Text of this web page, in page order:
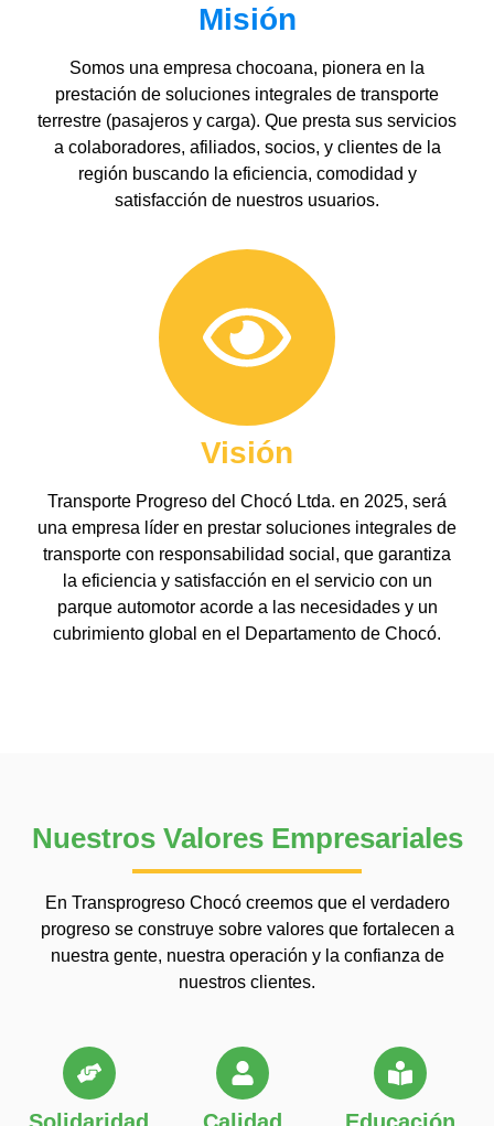
Misión
Somos una empresa chocoana, pionera en la
prestación de soluciones integrales de transporte
terrestre (pasajeros y carga). Que presta sus servicios
a colaboradores, afiliados, socios, y clientes de la
región buscando la eficiencia, comodidad y
satisfacción de nuestros usuarios.
Visión
Transporte Progreso del Chocó Ltda. en 2025, será
una empresa líder en prestar soluciones integrales de
transporte con responsabilidad social, que garantiza
la eficiencia y satisfacción en el servicio con un
parque automotor acorde a las necesidades y un
cubrimiento global en el Departamento de Chocó.
Nuestros Valores Empresariales
En Transprogreso Chocó creemos que el verdadero
progreso se construye sobre valores que fortalecen a
nuestra gente, nuestra operación y la confianza de
nuestros clientes.